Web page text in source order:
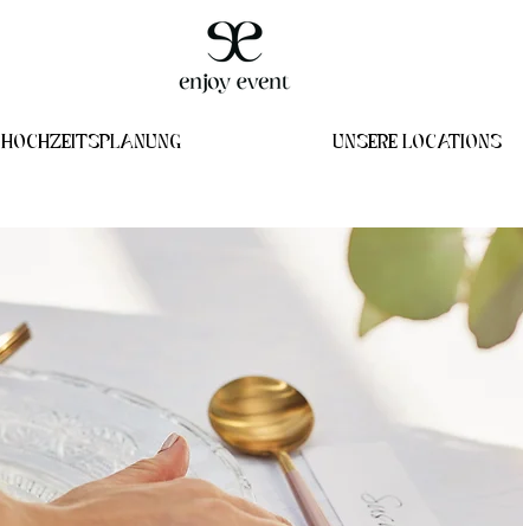
HOCHZEITSPLANUNG UNSERE LOCATIONS